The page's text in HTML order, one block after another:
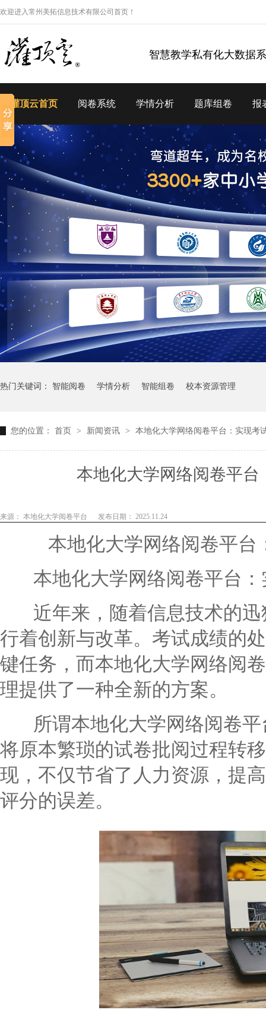
欢迎进入常州美拓信息技术有限公司首页！
智慧教学私有化大数据
灌顶云首页 阅卷系统 学情分析 题库组卷 报
热门关键词： 智能阅卷 学情分析 智能组卷 校本资源管理
您的位置： 首页 > 新闻资讯 > 本地化大学网络阅卷平台：实现考
本地化大学网络阅卷平
来源： 本地化大学阅卷平台 发布日期： 2025.11.24
本地化大学网络阅卷平台
本地化大学网络阅卷平台：
近年来，随着信息技术的迅
行着创新与改革。考试成绩的
键任务，而本地化大学网络阅
理提供了一种全新的方案。
所谓本地化大学网络阅卷平
将原本繁琐的试卷批阅过程转
现，不仅节省了人力资源，提
评分的误差。